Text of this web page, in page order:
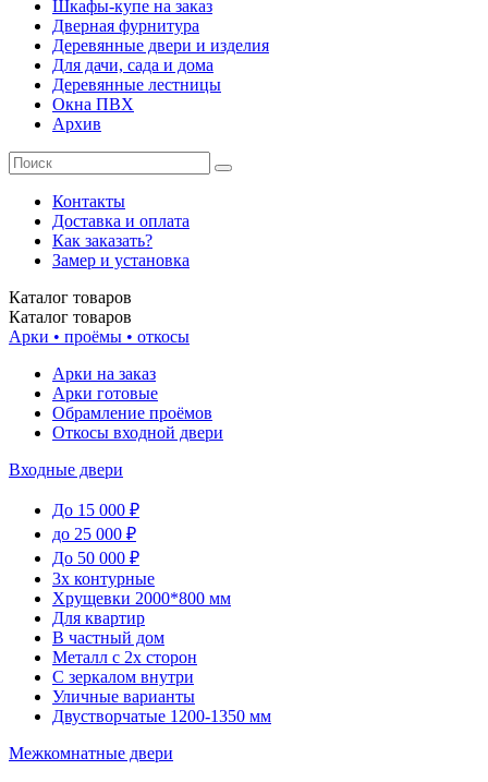
Шкафы-купе на заказ
Дверная фурнитура
Деревянные двери и изделия
Для дачи, сада и дома
Деревянные лестницы
Окна ПВХ
Архив
Контакты
Доставка и оплата
Как заказать?
Замер и установка
Каталог товаров
Каталог товаров
Арки • проёмы • откосы
Арки на заказ
Арки готовые
Обрамление проёмов
Откосы входной двери
Входные двери
До 15 000 ₽
до 25 000 ₽
До 50 000 ₽
3х контурные
Хрущевки 2000*800 мм
Для квартир
В частный дом
Металл с 2х сторон
С зеркалом внутри
Уличные варианты
Двустворчатые 1200-1350 мм
Межкомнатные двери